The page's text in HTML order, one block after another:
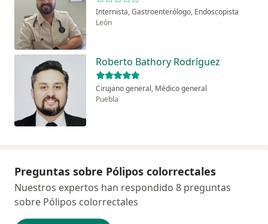
Internista, Gastroenterólogo, Endoscopista
León
Roberto Bathory Rodríguez
Cirujano general, Médico general
Puebla
Preguntas sobre Pólipos colorrectales
Nuestros expertos han respondido 8 preguntas
sobre Pólipos colorrectales